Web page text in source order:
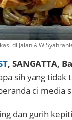
di Jalan A.W
, SANGATTA,
sih yang tidak
di media
dan gurih